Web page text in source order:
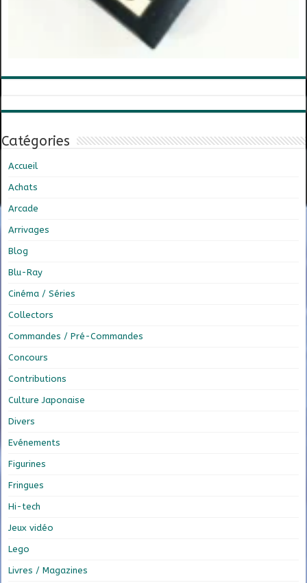
Catégories
Accueil
Achats
Arcade
Arrivages
Blog
Blu-Ray
Cinéma / Séries
Collectors
Commandes / Pré-Commandes
Concours
Contributions
Culture Japonaise
Divers
Evénements
Figurines
Fringues
Hi-tech
Jeux vidéo
Lego
Livres / Magazines